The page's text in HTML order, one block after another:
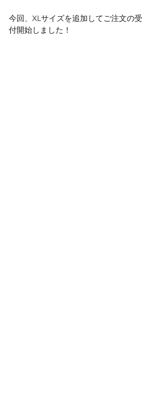
今回、XLサイズを追加してご注文の受
付開始しました！